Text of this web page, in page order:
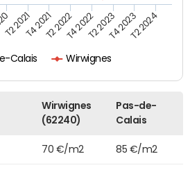
Calais Wirwignes
T2 2021T4 2021T2 2022T4 2022T2 2023T4 2023T2 2024
Wirwignes
(62240)
Pas-de-
Calais
70 €/m2 85 €/m2